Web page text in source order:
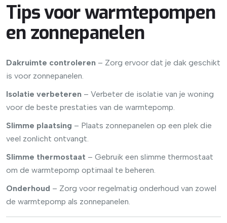
Tips voor warmtepompen
en zonnepanelen
Dakruimte controleren – Zorg ervoor dat je dak geschikt
is voor zonnepanelen.
Isolatie verbeteren – Verbeter de isolatie van je woning
voor de beste prestaties van de warmtepomp.
Slimme plaatsing – Plaats zonnepanelen op een plek die
veel zonlicht ontvangt.
Slimme thermostaat – Gebruik een slimme thermostaat
om de warmtepomp optimaal te beheren.
Onderhoud – Zorg voor regelmatig onderhoud van zowel
de warmtepomp als zonnepanelen.